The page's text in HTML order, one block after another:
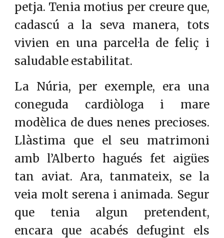
petja. Tenia motius per creure que,
cadascú a la seva manera, tots
vivien en una parcel·la de feliç i
saludable estabilitat.
La Núria, per exemple, era una
coneguda cardiòloga i mare
modèlica de dues nenes precioses.
Llàstima que el seu matrimoni
amb l’Alberto hagués fet aigües
tan aviat. Ara, tanmateix, se la
veia molt serena i animada. Segur
que tenia algun pretendent,
encara que acabés defugint els